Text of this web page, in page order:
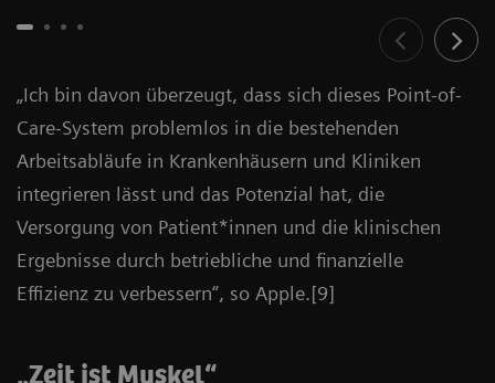
„Ich bin davon überzeugt, dass sich dieses Point-of-
Care-System problemlos in die bestehenden
Arbeitsabläufe in Krankenhäusern und Kliniken
integrieren lässt und das Potenzial hat, die
Versorgung von Patient*innen und die klinischen
Ergebnisse durch betriebliche und finanzielle
Effizienz zu verbessern“, so Apple.[9]
„Zeit ist Muskel“